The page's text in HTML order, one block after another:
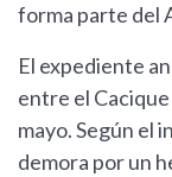
forma parte del
El expediente
entre el
mayo. Según el
demora por un